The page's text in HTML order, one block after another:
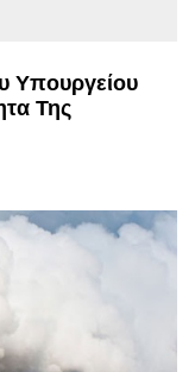
Υπουργείου
Της